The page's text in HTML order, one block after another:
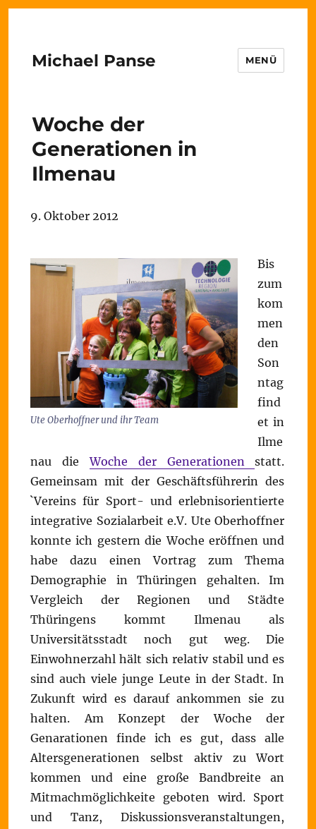
Michael Panse MENÜ
Woche der
Generationen in
Ilmenau
9. Oktober 2012
Ute Oberhoffner und ihr Team
Bis
zum
kom
men
den
Son
ntag
find
et in
Ilme
nau dieWoche der Generationenstatt.
Gemeinsam mit der Geschäftsführerin des
`Vereins für Sport- und erlebnisorientierte
integrative Sozialarbeit e.V. Ute Oberhoffner
konnte ich gestern die Woche eröffnen und
habe dazu einen Vortrag zum Thema
Demographie in Thüringen gehalten. Im
Vergleich der Regionen und Städte
Thüringens kommt Ilmenau als
Universitätsstadt noch gut weg. Die
Einwohnerzahl hält sich relativ stabil und es
sind auch viele junge Leute in der Stadt. In
Zukunft wird es darauf ankommen sie zu
halten. Am Konzept der Woche der
Genarationen finde ich es gut, dass alle
Altersgenerationen selbst aktiv zu Wort
kommen und eine große Bandbreite an
Mitmachmöglichkeite geboten wird. Sport
und Tanz, Diskussionsveranstaltungen,